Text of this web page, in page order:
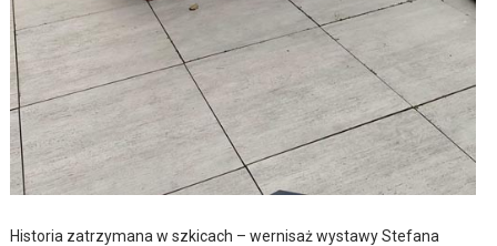
Historia zatrzymana w szkicach – wernisaż wystawy Stefana